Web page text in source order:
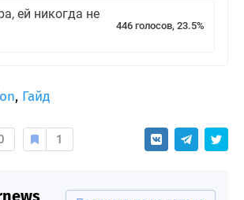
ей никогда не
446 голосов, 23.5%
, Гайд
1